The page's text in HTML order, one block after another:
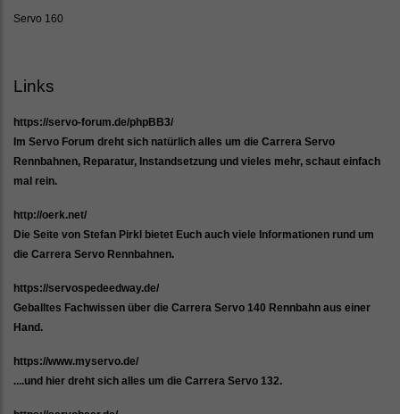
Servo 160
Links
https://servo-forum.de/phpBB3/
Im Servo Forum dreht sich natürlich alles um die Carrera Servo
Rennbahnen, Reparatur, Instandsetzung und vieles mehr, schaut einfach
mal rein.
http://oerk.net/
Die Seite von Stefan Pirkl bietet Euch auch viele Informationen rund um
die Carrera Servo Rennbahnen.
https://servospedeedway.de/
Geballtes Fachwissen über die Carrera Servo 140 Rennbahn aus einer
Hand.
https://www.myservo.de/
....und hier dreht sich alles um die Carrera Servo 132.